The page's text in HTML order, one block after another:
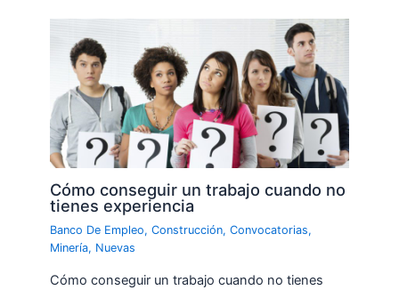
Cómo conseguir un trabajo cuando no
tienes experiencia
Banco De Empleo,Construcción,Convocatorias,
Minería, Nuevas
Cómo conseguir un trabajo cuando no tienes